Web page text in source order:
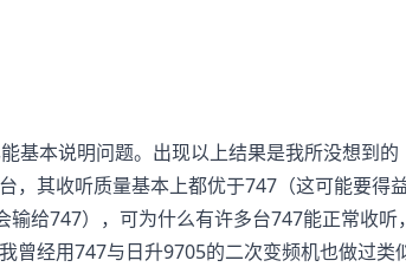
基本说明问题。出现以上结果是我所没想到的
，其收听质量基本上都优于747（这可能要得
给747），可为什么有许多台747能正常收听
曾经用747与日升9705的二次变频机也做过类